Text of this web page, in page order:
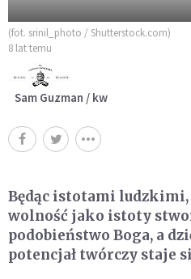
(fot. srinil_photo / Shutterstock.com)
8 lat temu
Sam Guzman / kw
Będąc istotami
wolność jako istoty
podobieństwo Boga, a
potencjał twórczy staje